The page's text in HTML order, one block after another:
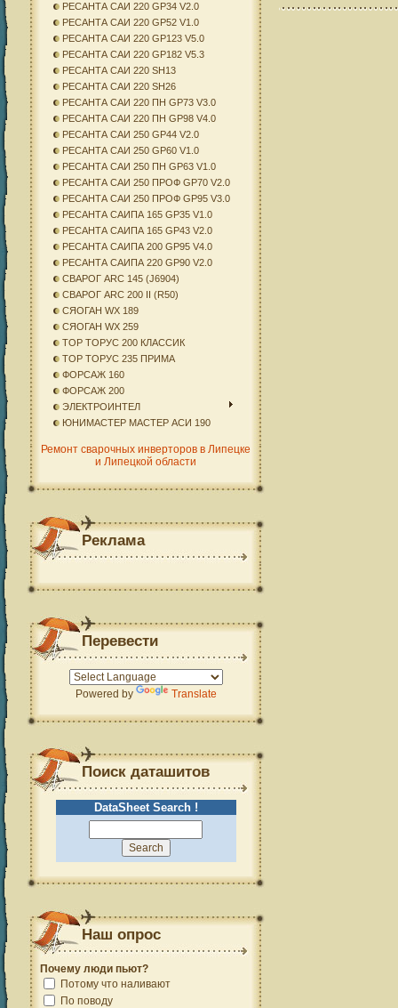
РЕСАНТА САИ 220 GP34 V2.0
РЕСАНТА САИ 220 GP52 V1.0
РЕСАНТА САИ 220 GP123 V5.0
РЕСАНТА САИ 220 GP182 V5.3
РЕСАНТА САИ 220 SH13
РЕСАНТА САИ 220 SH26
РЕСАНТА САИ 220 ПН GP73 V3.0
РЕСАНТА САИ 220 ПН GP98 V4.0
РЕСАНТА САИ 250 GP44 V2.0
РЕСАНТА САИ 250 GP60 V1.0
РЕСАНТА САИ 250 ПН GP63 V1.0
РЕСАНТА САИ 250 ПРОФ GP70 V2.0
РЕСАНТА САИ 250 ПРОФ GP95 V3.0
РЕСАНТА САИПА 165 GP35 V1.0
РЕСАНТА САИПА 165 GP43 V2.0
РЕСАНТА САИПА 200 GP95 V4.0
РЕСАНТА САИПА 220 GP90 V2.0
СВАРОГ ARC 145 (J6904)
СВАРОГ ARC 200 II (R50)
СЯОГАН WX 189
СЯОГАН WX 259
ТОР ТОРУС 200 КЛАССИК
ТОР ТОРУС 235 ПРИМА
ФОРСАЖ 160
ФОРСАЖ 200
ЭЛЕКТРОИНТЕЛ
ЮНИМАСТЕР МАСТЕР АСИ 190
Ремонт сварочных инверторов в Липецке
и Липецкой области
Реклама
Перевести
Powered by Translate
Поиск даташитов
DataSheet Search !
Наш опрос
Почему люди пьют?
Потому что наливают
По поводу